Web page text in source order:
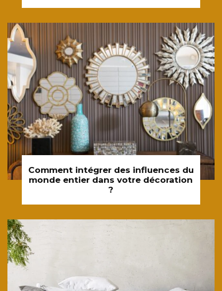
Comment intégrer des influences du
monde entier dans votre décoration
?